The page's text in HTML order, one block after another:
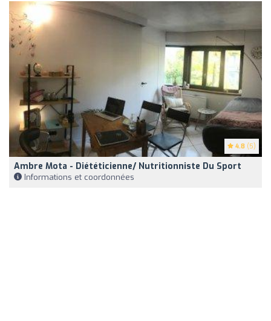
4.8 (5)
Ambre Mota - Diététicienne/ Nutritionniste Du Sport
Informations et coordonnées